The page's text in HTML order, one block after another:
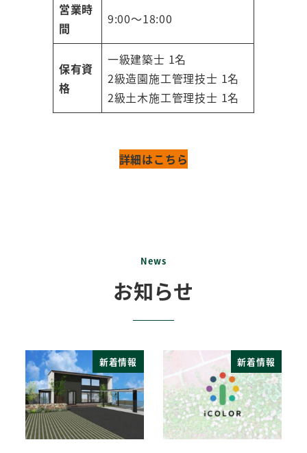
営業時
間
9:00～18:00
保有資
格
一級建築士 1名
2級造園施工管理技士 1名
2級土木施工管理技士 1名
詳細はこちら
News
お知らせ
新着情報 新着情報